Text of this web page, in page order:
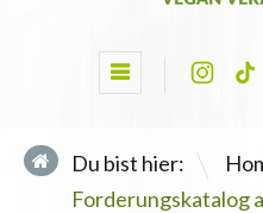
Du bist hier:
Forderungskatalog